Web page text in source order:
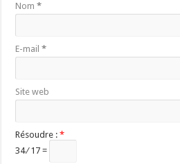
Nom*
E-mail*
Site web
Résoudre :*
34 ⁄ 17 =